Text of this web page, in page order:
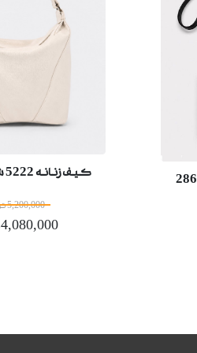
کیف زنانه 5222 شناسه 2789
5,200,000 تومان
4,080,000تومان